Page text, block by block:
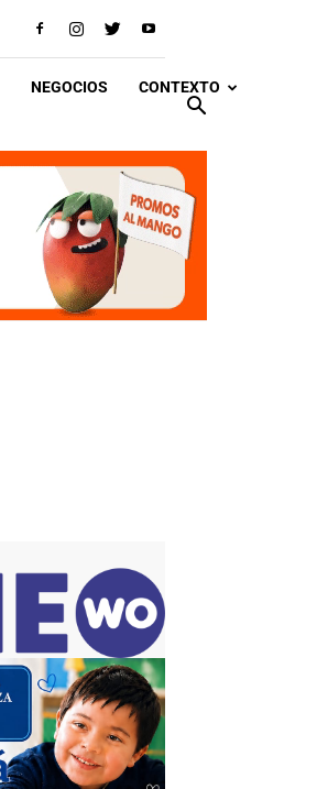
NEGOCIOS CONTEXTO